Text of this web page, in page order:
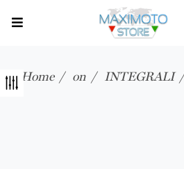
Home on INTEGRALI